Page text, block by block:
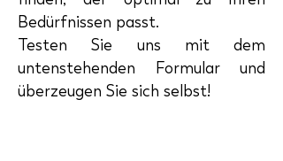
Bedürfnissen passt.
Testen Sie uns mit dem
untenstehenden Formular und
überzeugen Sie sich selbst!